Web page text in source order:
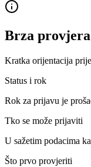
Brza
Kratka orijentacija
Status i rok
Rok za prijavu je
Tko se može prijaviti
U sažetim podacima
Što prvo provjeriti